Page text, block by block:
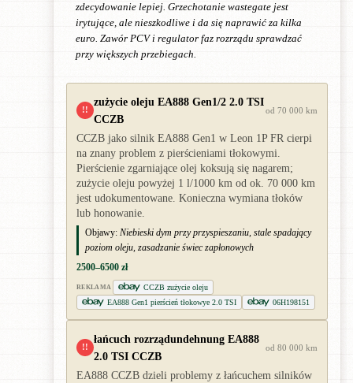
zdecydowanie lepiej. Grzechotanie wastegate jest
irytujące, ale nieszkodliwe i da się naprawić za kilka
euro. Zawór PCV i regulator faz rozrządu sprawdzać
przy większych przebiegach.
!!
zużycie oleju EA888 Gen1/2 2.0 TSI
CCZB
od 70 000 km
CCZB jako silnik EA888 Gen1 w Leon 1P FR cierpi
na znany problem z pierścieniami tłokowymi.
Pierścienie zgarniające olej koksują się nagarem;
zużycie oleju powyżej 1 l/1000 km od ok. 70 000 km
jest udokumentowane. Konieczna wymiana tłoków
lub honowanie.
Objawy: Niebieski dym przy przyspieszaniu, stale spadający
poziom oleju, zasadzanie świec zapłonowych
2500–6500 zł
REKLAMA
CCZB zużycie oleju
EA888 Gen1 pierścień tłokowye 2.0 TSI
06H198151
!!
łańcuch rozrządundehnung EA888
2.0 TSI CCZB
od 80 000 km
EA888 CCZB dzieli problemy z łańcuchem silników